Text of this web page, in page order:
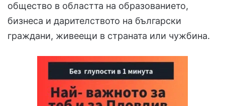
общество в областта на образованието,
бизнеса и дарителството на български
граждани, живеещи в страната или чужбина.